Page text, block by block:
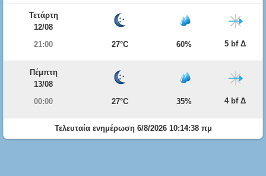
Τετάρτη
12/08
21:00
27°C 60% 5 bf Δ
Πέμπτη
13/08
00:00
27°C 35% 4 bf Δ
Τελευταία ενημέρωση 6/8/2026 10:14:38 πμ